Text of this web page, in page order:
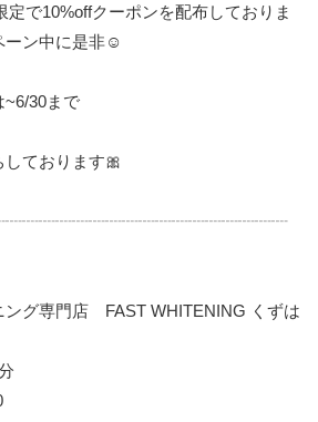
定で10%offクーポンを配布しておりま
ーン中に是非☺️
~6/30まで
しております🎀
ング専門店 FAST WHITENING くずは